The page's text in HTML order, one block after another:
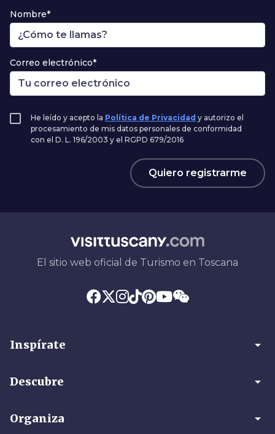
Nombre*
Correo electrónico*
He leído y acepto la Política de Privacidad y autorizo el
procesamiento de mis datos personales de conformidad
con el D. L. 196/2003 y el RGPD 679/2016
Quiero registrarme
El sitio web oficial de Turismo en Toscana
Inspírate arrow_drop_down
Descubre arrow_drop_down
Organiza arrow_drop_down